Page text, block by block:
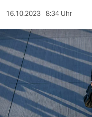
sport
berlin
nord
wahrheit
verlag
16.10.2023 8:34 Uhr